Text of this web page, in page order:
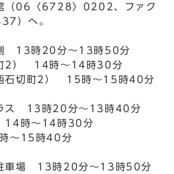
（06〈6728〉0202、ファク
）へ。
側 13時20分～13時50分
2） 14時～14時30分
石切町2） 15時～15時40分
ス 13時20分～13時40分
14時～14時30分
～15時40分
車場 13時20分～13時50分